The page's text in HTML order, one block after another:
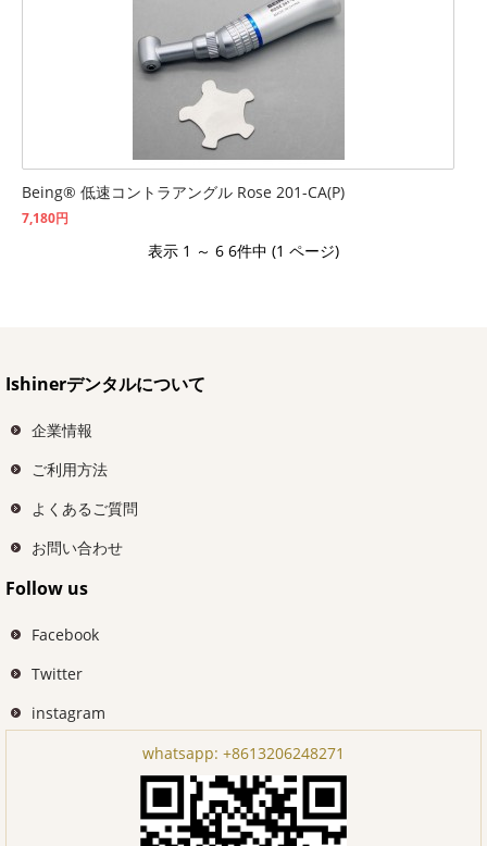
Being® 低速コントラアングル Rose 201-CA(P)
7,180円
表示 1 ～ 6 6件中 (1 ページ)
Ishinerデンタルについて
企業情報
ご利用方法
よくあるご質問
お問い合わせ
Follow us
Facebook
Twitter
instagram
whatsapp: +8613206248271